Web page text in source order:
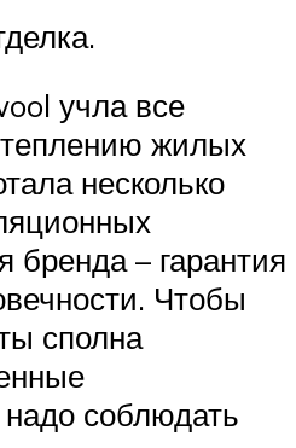
учла все
жилых
несколько
– гарантия
Чтобы
сполна
надо соблюдать